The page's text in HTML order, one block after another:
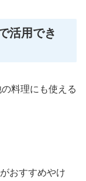
活用でき
料理にも使える
おすすめやけ